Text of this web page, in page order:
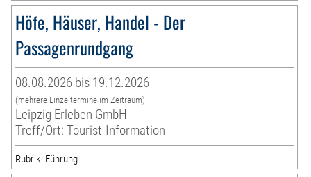
Höfe, Häuser, Handel - Der
Passagenrundgang
08.08.2026 bis 19.12.2026
(mehrere Einzeltermine im Zeitraum)
Leipzig Erleben GmbH
Treff/Ort: Tourist-Information
Rubrik: Führung